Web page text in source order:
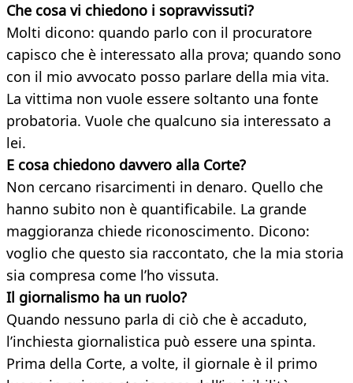
Che cosa vi chiedono i sopravvissuti?
Molti dicono: quando parlo con il procuratore
capisco che è interessato alla prova; quando sono
con il mio avvocato posso parlare della mia vita.
La vittima non vuole essere soltanto una fonte
probatoria. Vuole che qualcuno sia interessato a
lei.
E cosa chiedono davvero alla Corte?
Non cercano risarcimenti in denaro. Quello che
hanno subito non è quantificabile. La grande
maggioranza chiede riconoscimento. Dicono:
voglio che questo sia raccontato, che la mia storia
sia compresa come l’ho vissuta.
Il giornalismo ha un ruolo?
Quando nessuno parla di ciò che è accaduto,
l’inchiesta giornalistica può essere una spinta.
Prima della Corte, a volte, il giornale è il primo